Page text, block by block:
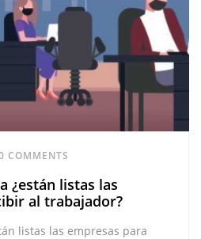
COMMENTS
¿están listas las
al trabajador?
listas las empresas para